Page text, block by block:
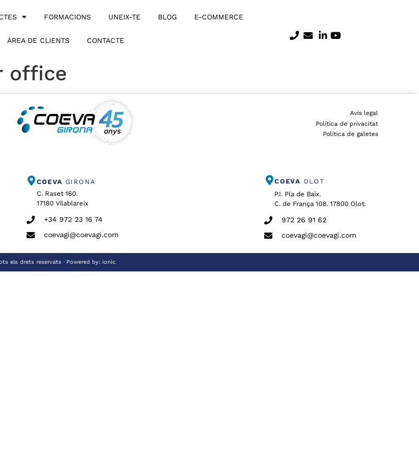
FORMACIONS UNEIX-TE BLOG E-COMMERCE
ÀREA DE CLIENTS CONTACTE
office
Avís legal
Política de privacitat
Política de galetes
COEVA GIRONA
C. Raset 160.
17180 Vilablareix
+34 972 23 16 74
coevagi@coevagi.com
COEVA OLOT
P.I. Pla de Baix.
C. de França 108. 17800 Olot.
972 26 91 62
coevagi@coevagi.com
els drets reservats · Powered by: ionic